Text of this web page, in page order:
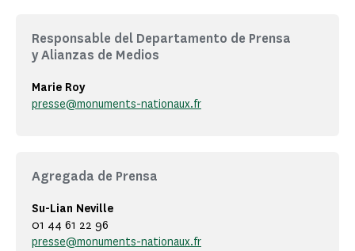
Responsable del Departamento de Prensa
y Alianzas de Medios
Marie Roy
presse@monuments-nationaux.fr
Agregada de Prensa
Su-Lian Neville
01 44 61 22 96
presse@monuments-nationaux.fr